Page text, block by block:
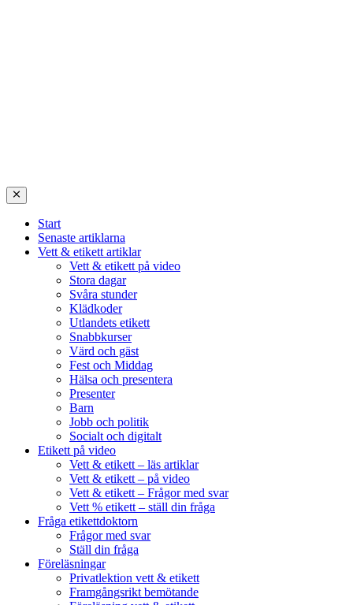
Start
Senaste artiklarna
Vett & etikett artiklar
Vett & etikett på video
Stora dagar
Svåra stunder
Klädkoder
Utlandets etikett
Snabbkurser
Värd och gäst
Fest och Middag
Hälsa och presentera
Presenter
Barn
Jobb och politik
Socialt och digitalt
Etikett på video
Vett & etikett – läs artiklar
Vett & etikett – på video
Vett & etikett – Frågor med svar
Vett % etikett – ställ din fråga
Fråga etikettdoktorn
Frågor med svar
Ställ din fråga
Föreläsningar
Privatlektion vett & etikett
Framgångsrikt bemötande